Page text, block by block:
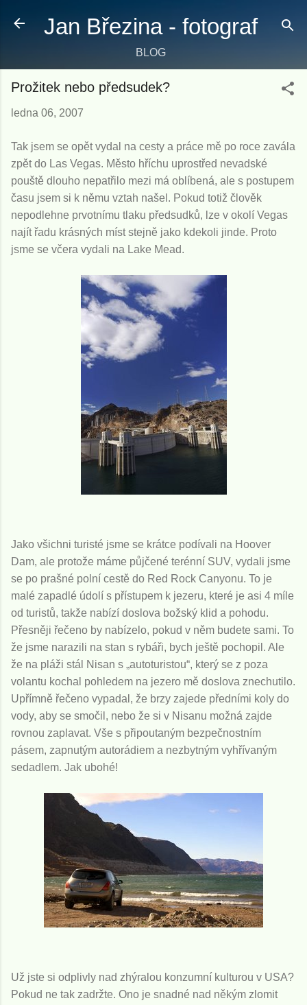
Přeskočit na hlavní obsah
Jan Březina - fotograf
BLOG
Prožitek nebo předsudek?
ledna 06, 2007
Tak jsem se opět vydal na cesty a práce mě po roce zavála
zpět do Las Vegas. Město hříchu uprostřed nevadské
pouště dlouho nepatřilo mezi má oblíbená, ale s postupem
času jsem si k němu vztah našel. Pokud totiž člověk
nepodlehne prvotnímu tlaku předsudků, lze v okolí Vegas
najít řadu krásných míst stejně jako kdekoli jinde. Proto
jsme se včera vydali na Lake Mead.
Jako všichni turisté jsme se krátce podívali na Hoover
Dam, ale protože máme půjčené terénní SUV, vydali jsme
se po prašné polní cestě do Red Rock Canyonu. To je
malé zapadlé údolí s přístupem k jezeru, které je asi 4 míle
od turistů, takže nabízí doslova božský klid a pohodu.
Přesněji řečeno by nabízelo, pokud v něm budete sami. To
že jsme narazili na stan s rybáři, bych ještě pochopil. Ale
že na pláži stál Nisan s „autoturistou“, který se z poza
volantu kochal pohledem na jezero mě doslova znechutilo.
Upřímně řečeno vypadal, že brzy zajede předními koly do
vody, aby se smočil, nebo že si v Nisanu možná zajde
rovnou zaplavat. Vše s připoutaným bezpečnostním
pásem, zapnutým autorádiem a nezbytným vyhřívaným
sedadlem. Jak ubohé!
Už jste si odplivly nad zhýralou konzumní kulturou v USA?
Pokud ne tak zadržte. Ono je snadné nad někým zlomit